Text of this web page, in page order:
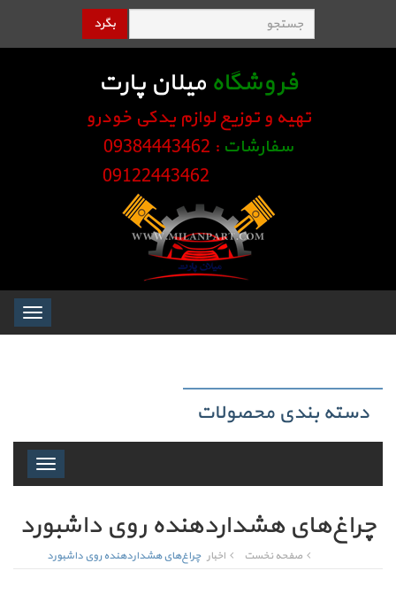
بگرد
فروشگاه میلان پارت
تهیه و توزیع لوازم یدکی خودرو
سفارشات : 09384443462
Toggle
دسته بندی محصولات
Toggle
چراغ‌های هشداردهنده روی داشبورد
صفحه نخست اخبار چراغ‌های هشداردهنده روی داشبورد